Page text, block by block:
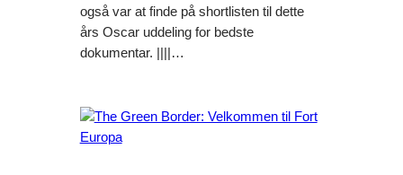
også var at finde på shortlisten til dette
års Oscar uddeling for bedste
dokumentar. ||||…